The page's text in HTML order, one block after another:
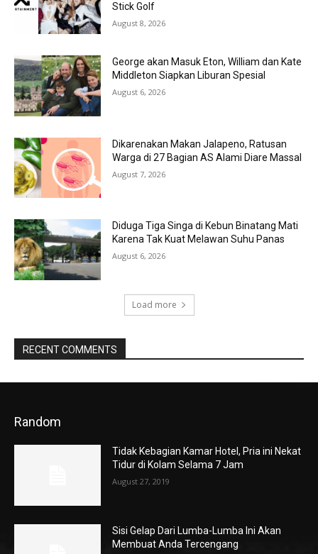
Stick Golf
August 8, 2026
George akan Masuk Eton, William dan Kate
Middleton Siapkan Liburan Spesial
August 6, 2026
Dikarenakan Makan Jalapeno, Ratusan
Warga di 27 Bagian AS Alami Diare Massal
August 7, 2026
Diduga Tiga Singa di Kebun Binatang Mati
Karena Tak Kuat Melawan Suhu Panas
August 6, 2026
Load more
RECENT COMMENTS
Random
Tidak Kebagian Kamar Hotel, Pria ini Nekat
Tidur di Kolam Selama 7 Jam
August 27, 2019
Sisi Gelap Dari Lumba-Lumba Ini Akan
Membuat Anda Tercengang